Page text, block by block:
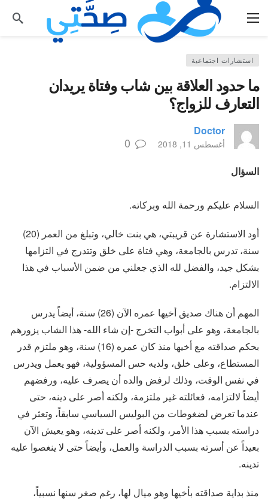
استشارات اجتماعية
ما حدود العلاقة بين شاب وفتاة يريدان
التعارف للزواج؟
Doctor
أغسطس 11, 2018 0
السؤال
السلام عليكم ورحمة الله وبركاته.
أود الاستشارة عن قريبتي، هي بنت خالي، وتبلغ من العمر (20)
سنة، تدرس بالجامعة، وهي فتاة على خلق وتتدرج في التزامها
بشكل جيد، والفضل لله الذي جعلني من ضمن الأسباب في هذا
الالتزام.
المهم أن هناك صديق أخيها عمره الآن (26) سنة، أيضاً يدرس
بالجامعة، وهو على أبواب التخرج -إن شاء الله- هذا الشاب يزورهم
بحكم صداقته مع أخيها منذ كان عمره (16) سنة، وهو ملتزم قدر
المستطاع، وعلى خلق، ولديه حس المسؤولية، فهو يعمل ويدرس
في نفس الوقت، وذلك لرفض والده أن يصرف عليه، ورفضهم
أيضاً لالتزامه، فعائلته غير ملتزمة، ولكنه أصر على دينه، حتى
عندما تعرض لضغوطات من البوليس السياسي سابقاً، وتعثر في
دراسته بسبب هذا الأمر، ولكنه أصر على تدينه، وهو يعيش الآن
بعيداً عن أسرته بسبب الدراسة والعمل، وأيضاً حتى لا ينغصوا عليه
تدينه.
منذ بداية صداقته بأخيها وهو ميال لها، رغم صغر سنها نسبياً،